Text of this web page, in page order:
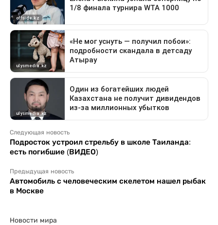
Следующая новость
Подросток устроил стрельбу в школе Таиланда:
есть погибшие (ВИДЕО)
Предыдущая новость
Автомобиль с человеческим скелетом нашел рыбак
в Москве
Новости мира